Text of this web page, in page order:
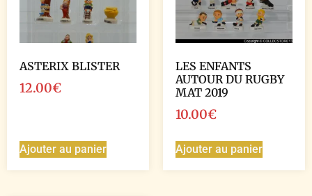
ASTERIX BLISTER
12.00€
Ajouter au panier
LES ENFANTS
AUTOUR DU RUGBY
MAT 2019
10.00€
Ajouter au panier